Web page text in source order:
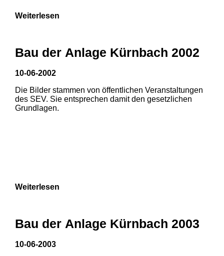
Weiterlesen
Bau der Anlage Kürnbach 2002
10-06-2002
Die Bilder stammen von öffentlichen Veranstaltungen
des SEV. Sie entsprechen damit den gesetzlichen
Grundlagen.
Weiterlesen
Bau der Anlage Kürnbach 2003
10-06-2003